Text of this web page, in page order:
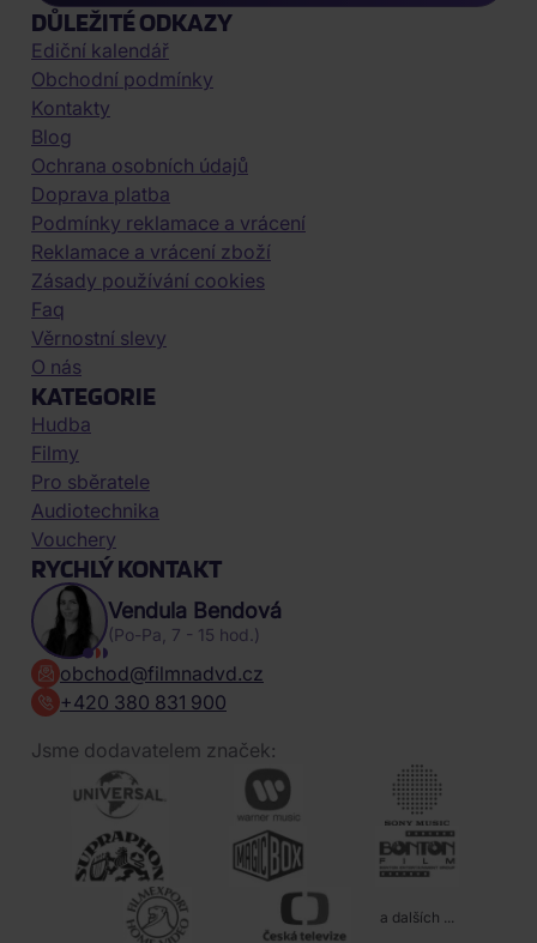
DŮLEŽITÉ ODKAZY
Ediční kalendář
Obchodní podmínky
Kontakty
Blog
Ochrana osobních údajů
Doprava platba
Podmínky reklamace a vrácení
Reklamace a vrácení zboží
Zásady používání cookies
Faq
Věrnostní slevy
O nás
KATEGORIE
Hudba
Filmy
Pro sběratele
Audiotechnika
Vouchery
RYCHLÝ KONTAKT
Vendula Bendová
(Po-Pa, 7 - 15 hod.)
obchod@filmnadvd.cz
+420 380 831 900
Jsme dodavatelem značek:
a dalších ...